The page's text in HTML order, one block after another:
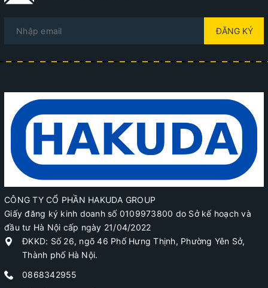
ĐĂNG KÝ
CÔNG TY CỔ PHẦN HAKUDA GROUP
Giấy đăng ký kinh doanh số 0109973800 do Sở kế hoạch và
đầu tư Hà Nội cấp ngày 21/04/2022
ĐKKD: Số 26, ngõ 46 Phố Hưng Thịnh, Phường Yên Sở,
Thành phố Hà Nội.
0868342955